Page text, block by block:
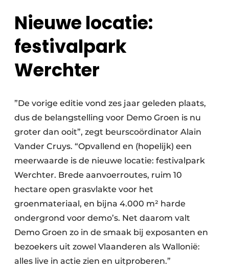
Nieuwe locatie:
festivalpark
Werchter
”De vorige editie vond zes jaar geleden plaats,
dus de belangstelling voor Demo Groen is nu
groter dan ooit”, zegt beurscoördinator Alain
Vander Cruys. “Opvallend en (hopelijk) een
meerwaarde is de nieuwe locatie: festivalpark
Werchter. Brede aanvoerroutes, ruim 10
hectare open grasvlakte voor het
groenmateriaal, en bijna 4.000 m² harde
ondergrond voor demo’s. Net daarom valt
Demo Groen zo in de smaak bij exposanten en
bezoekers uit zowel Vlaanderen als Wallonië:
alles live in actie zien en uitproberen.”